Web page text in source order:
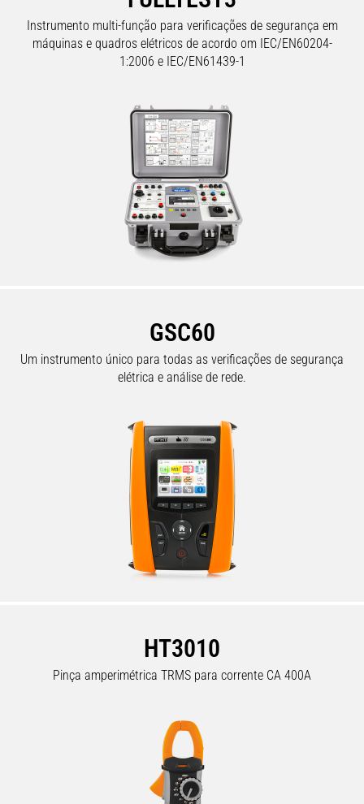
Instrumento multi-função para verificações de segurança em
máquinas e quadros elétricos de acordo om IEC/EN60204-
1:2006 e IEC/EN61439-1
GSC60
Um instrumento único para todas as verificações de segurança
elétrica e análise de rede.
HT3010
Pinça amperimétrica TRMS para corrente CA 400A